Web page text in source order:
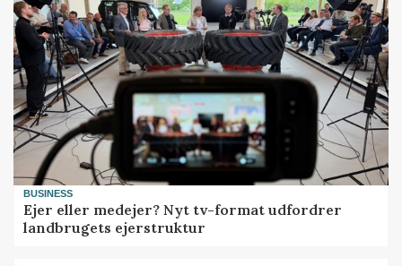
BUSINESS
Ejer eller medejer? Nyt tv-format udfordrer
landbrugets ejerstruktur